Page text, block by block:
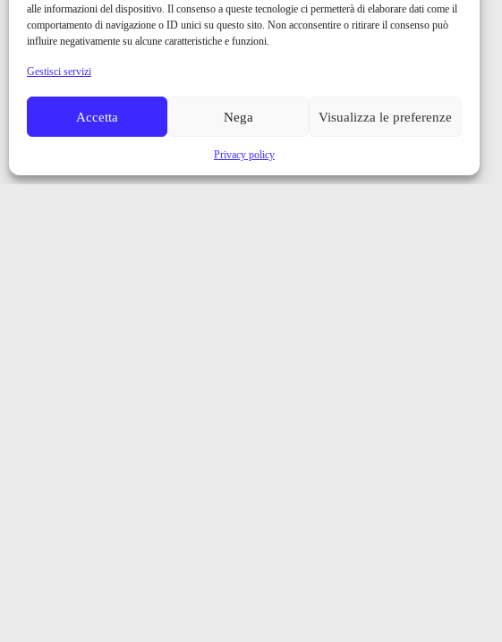
alle informazioni del dispositivo. Il consenso a queste tecnologie ci permetterà di elaborare dati come il
comportamento di navigazione o ID unici su questo sito. Non acconsentire o ritirare il consenso può
influire negativamente su alcune caratteristiche e funzioni.
Gestisci servizi
Accetta Nega Visualizza le preferenze
Privacy policy